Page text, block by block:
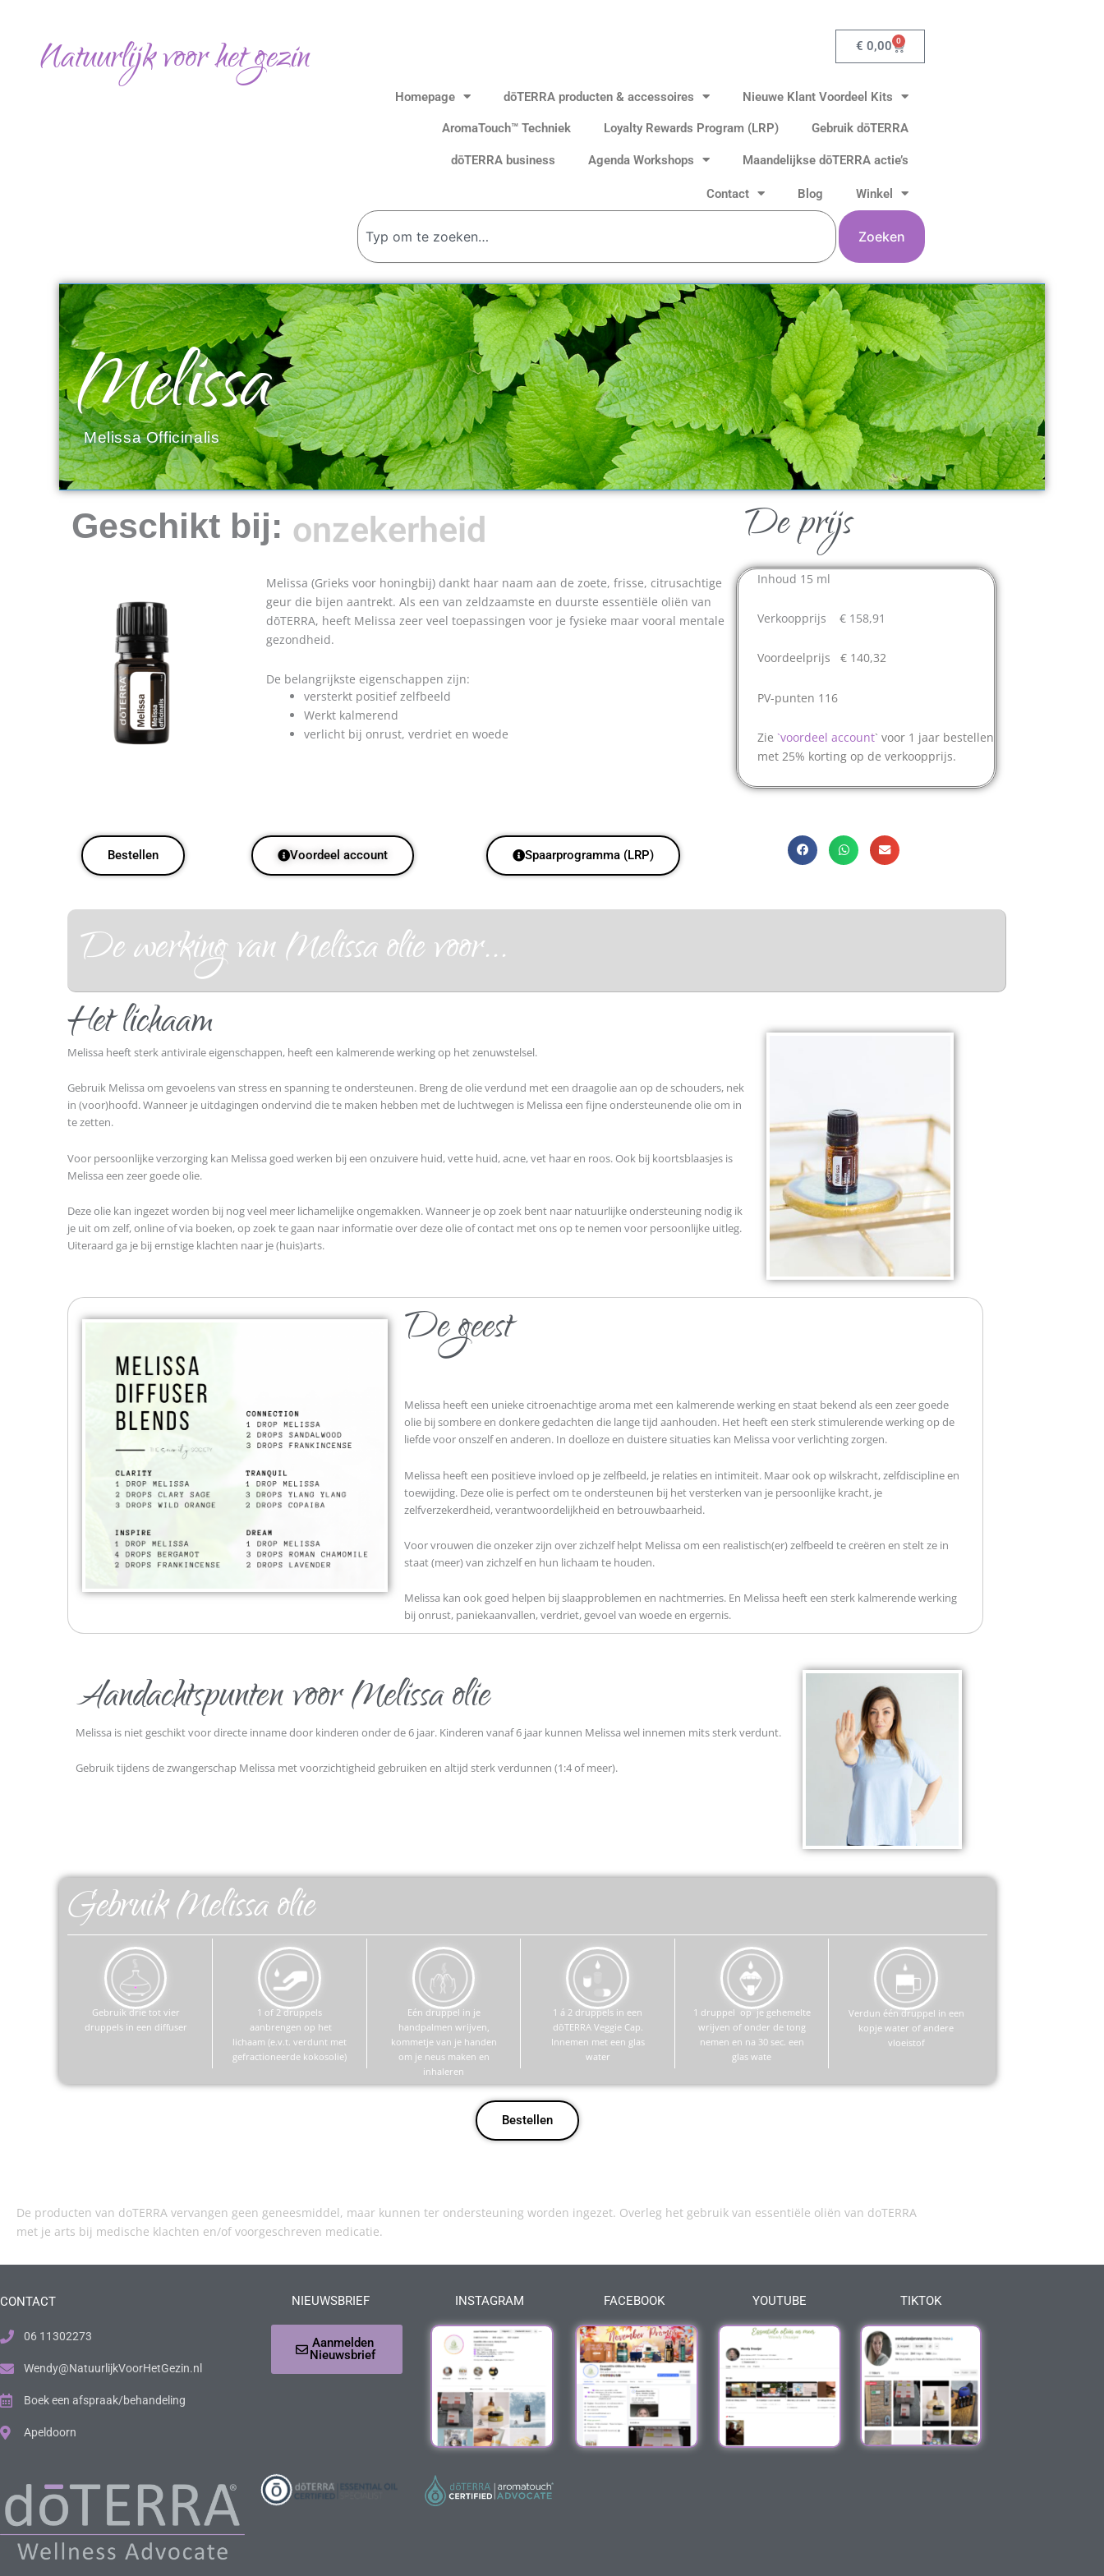
Natuurlijk voor het gezin € 0,00 0
Winkelwagen
Homepage dōTERRA producten & accessoires Nieuwe Klant Voordeel Kits
AromaTouch™ Techniek Loyalty Rewards Program (LRP) Gebruik dōTERRA
dōTERRA business Agenda Workshops Maandelijkse dōTERRA actie’s
Contact Blog Winkel
Zoeken
Zoeken
Melissa
Melissa Officinalis
Geschikt bij: onzekerheid
Melissa (Grieks voor honingbij) dankt haar naam aan de zoete, frisse, citrusachtige
geur die bijen aantrekt. Als een van zeldzaamste en duurste essentiële oliën van
dōTERRA, heeft Melissa zeer veel toepassingen voor je fysieke maar vooral mentale
gezondheid.
De belangrijkste eigenschappen zijn:
versterkt positief zelfbeeld
Werkt kalmerend
verlicht bij onrust, verdriet en woede
De prijs
Inhoud 15 ml
Verkoopprijs € 158,91
Voordeelprijs € 140,32
PV-punten 116
Zie `voordeel account` voor 1 jaar bestellen
met 25% korting op de verkoopprijs.
Bestellen Voordeel account Spaarprogramma (LRP)
De werking van Melissa olie voor...
Het lichaam
Melissa heeft sterk antivirale eigenschappen, heeft een kalmerende werking op het zenuwstelsel.
Gebruik Melissa om gevoelens van stress en spanning te ondersteunen. Breng de olie verdund met een draagolie aan op de schouders, nek
in (voor)hoofd. Wanneer je uitdagingen ondervind die te maken hebben met de luchtwegen is Melissa een fijne ondersteunende olie om in
te zetten.
Voor persoonlijke verzorging kan Melissa goed werken bij een onzuivere huid, vette huid, acne, vet haar en roos. Ook bij koortsblaasjes is
Melissa een zeer goede olie.
Deze olie kan ingezet worden bij nog veel meer lichamelijke ongemakken. Wanneer je op zoek bent naar natuurlijke ondersteuning nodig ik
je uit om zelf, online of via boeken, op zoek te gaan naar informatie over deze olie of contact met ons op te nemen voor persoonlijke uitleg.
Uiteraard ga je bij ernstige klachten naar je (huis)arts.
De geest
Melissa heeft een unieke citroenachtige aroma met een kalmerende werking en staat bekend als een zeer goede
olie bij sombere en donkere gedachten die lange tijd aanhouden. Het heeft een sterk stimulerende werking op de
liefde voor onszelf en anderen. In doelloze en duistere situaties kan Melissa voor verlichting zorgen.
Melissa heeft een positieve invloed op je zelfbeeld, je relaties en intimiteit. Maar ook op wilskracht, zelfdiscipline en
toewijding. Deze olie is perfect om te ondersteunen bij het versterken van je persoonlijke kracht, je
zelfverzekerdheid, verantwoordelijkheid en betrouwbaarheid.
Voor vrouwen die onzeker zijn over zichzelf helpt Melissa om een realistisch(er) zelfbeeld te creëren en stelt ze in
staat (meer) van zichzelf en hun lichaam te houden.
Melissa kan ook goed helpen bij slaapproblemen en nachtmerries. En Melissa heeft een sterk kalmerende werking
bij onrust, paniekaanvallen, verdriet, gevoel van woede en ergernis.
Aandachtspunten voor Melissa olie
Melissa is niet geschikt voor directe inname door kinderen onder de 6 jaar. Kinderen vanaf 6 jaar kunnen Melissa wel innemen mits sterk verdunt.
Gebruiktijdens de zwangerschap Melissa met voorzichtigheid gebruiken en altijd sterk verdunnen (1:4 of meer).
Gebruik Melissa olie
Gebruik drie tot vier
druppels in een diffuser
1 of 2 druppels
aanbrengen op het
lichaam (e.v.t. verdunt met
gefractioneerde kokosolie)
Eén druppel in je
handpalmen wrijven,
kommetje van je handen
om je neus maken en
inhaleren
1 á 2 druppels in een
dōTERRA Veggie Cap.
Innemen met een glas
water
1 druppel op je gehemelte
wrijven of onder de tong
nemen en na 30 sec. een
glas wate
Verdun één druppel in een
kopje water of andere
vloeistof
Bestellen
De producten van doTERRA vervangen geen geneesmiddel, maar kunnen ter ondersteuning worden ingezet. Overleg het gebruik van essentiële oliën van doTERRA
met je arts bij medische klachten en/of voorgeschreven medicatie.
CONTACT
06 11302273
Wendy@NatuurlijkVoorHetGezin.nl
Boek een afspraak/behandeling
Apeldoorn
NIEUWSBRIEF
Aanmelden
Nieuwsbrief
INSTAGRAM FACEBOOK YOUTUBE TIKTOK